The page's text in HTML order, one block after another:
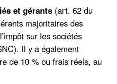
et gérants (art. 62 du
majoritaires des
sur les sociétés
Il y a également
de 10 % ou frais réels, au